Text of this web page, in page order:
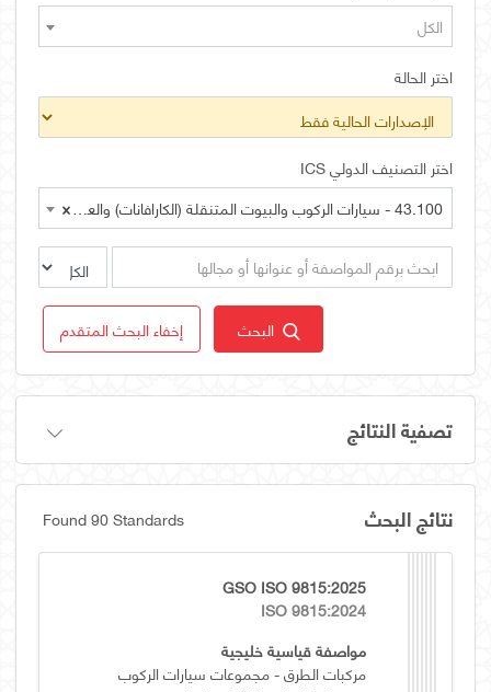
الكل
اختر الحالة
اختر التصنيف الدولي ICS
×
43.100 - سيارات الركوب والبيوت المتنقلة (الكارافانات) والعربات المقطورة الخفيفة
البحث إخفاء البحث المتقدم
تصفية النتائج
نتائج البحث Found 90 Standards
GSO ISO 9815:2025
ISO 9815:2024
مواصفة قياسية خليجية
مركبات الطرق - مجموعات سيارات الركوب